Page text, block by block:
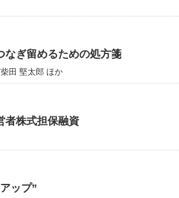
なぎ留めるための処方箋
田 堅太郎 ほか
者株式担保融資
ップ”